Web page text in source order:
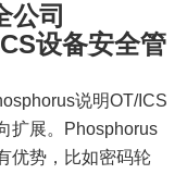
公司
设备安全管
说明OT/ICS
扩展。Phosphorus
优势，比如密码轮